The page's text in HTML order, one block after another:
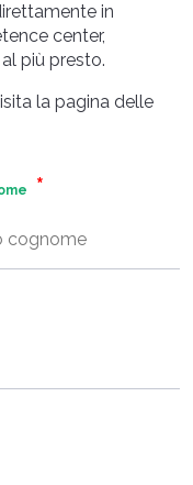
in
center,
più presto.
la pagina delle